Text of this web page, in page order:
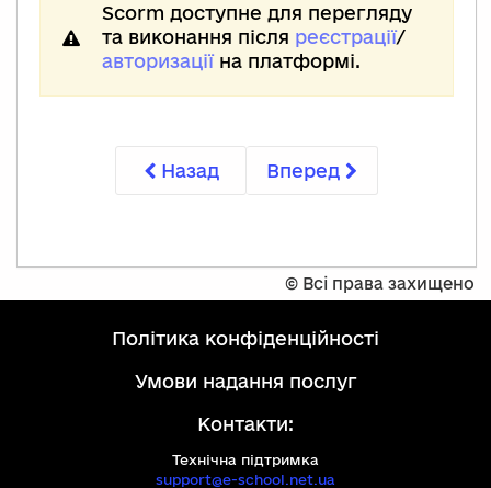
Scorm доступне для перегляду
та виконання після реєстрації/
авторизаціїна платформі.
Назад Вперед
© Всі права захищено
політика конфіденційності
умови надання послуг
Контакти:
Технічна підтримка
support@e-school.net.ua